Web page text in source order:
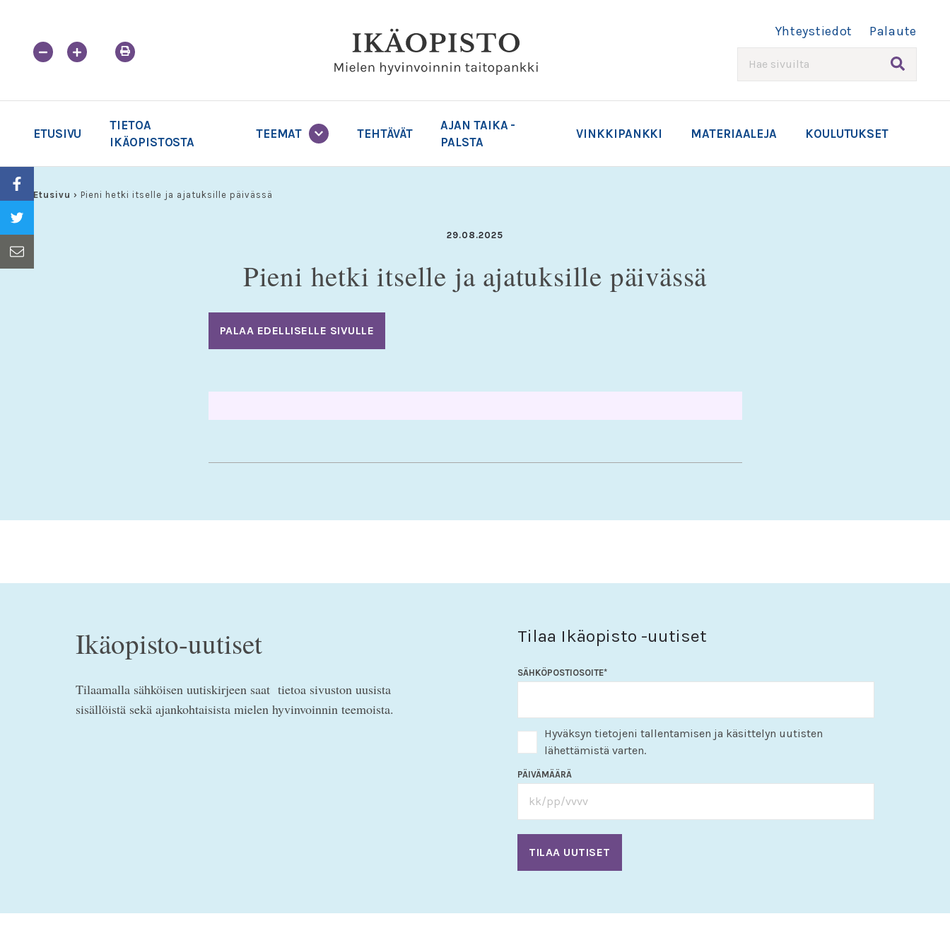
Yhteystiedot Palaute
ETUSIVU
TIETOA
IKÄOPISTOSTA
TEEMAT TEHTÄVÄT
AJAN TAIKA -
PALSTA
VINKKIPANKKI MATERIAALEJA KOULUTUKSET
Etusivu › Pieni hetki itselle ja ajatuksille päivässä
29.08.2025
Pieni hetki itselle ja ajatuksille päivässä
PALAA EDELLISELLE SIVULLE
Ikäopisto-uutiset
Tilaamalla sähköisen uutiskirjeen saat tietoa sivuston uusista
sisällöistä sekä ajankohtaisista mielen hyvinvoinnin teemoista.
Tilaa Ikäopisto -uutiset
SÄHKÖPOSTIOSOITE*
Hyväksyn tietojeni tallentamisen ja käsittelyn uutisten
lähettämistä varten.
PÄIVÄMÄÄRÄ